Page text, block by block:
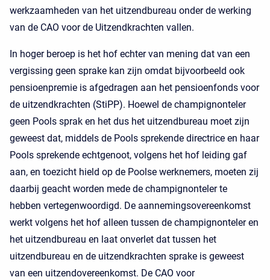
werkzaamheden van het uitzendbureau onder de werking
van de CAO voor de Uitzendkrachten vallen.
In hoger beroep is het hof echter van mening dat van een
vergissing geen sprake kan zijn omdat bijvoorbeeld ook
pensioenpremie is afgedragen aan het pensioenfonds voor
de uitzendkrachten (StiPP). Hoewel de champignonteler
geen Pools sprak en het dus het uitzendbureau moet zijn
geweest dat, middels de Pools sprekende directrice en haar
Pools sprekende echtgenoot, volgens het hof leiding gaf
aan, en toezicht hield op de Poolse werknemers, moeten zij
daarbij geacht worden mede de champignonteler te
hebben vertegenwoordigd. De aannemingsovereenkomst
werkt volgens het hof alleen tussen de champignonteler en
het uitzendbureau en laat onverlet dat tussen het
uitzendbureau en de uitzendkrachten sprake is geweest
van een uitzendovereenkomst. De CAO voor